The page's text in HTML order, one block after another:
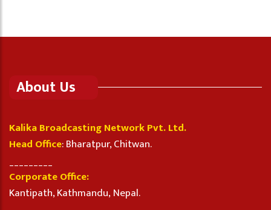
About Us
Kalika Broadcasting Network Pvt. Ltd.
Head Office: Bharatpur, Chitwan.
Corporate Office:
Kantipath, Kathmandu, Nepal.